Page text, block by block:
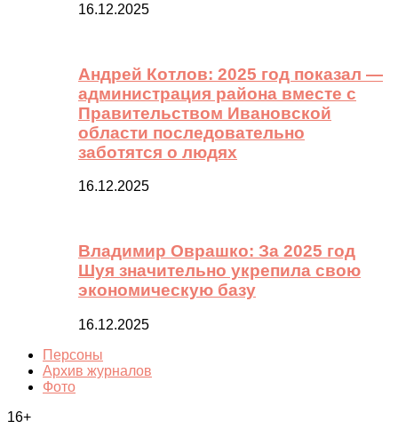
16.12.2025
Андрей Котлов: 2025 год показал —
администрация района вместе с
Правительством Ивановской
области последовательно
заботятся о людях
16.12.2025
Владимир Оврашко: За 2025 год
Шуя значительно укрепила свою
экономическую базу
16.12.2025
Персоны
Архив журналов
Фото
16+